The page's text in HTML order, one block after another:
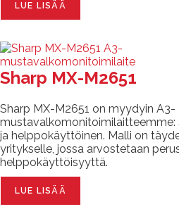
LUE LISÄÄ
Sharp MX-M2651
Sharp MX-M2651 on myydyin A3-
mustavalkomonitoimilaitteemme:
ja helppokäyttöinen. Malli on
yritykselle, jossa arvostetaan
helppokäyttöisyyttä.
LUE LISÄÄ